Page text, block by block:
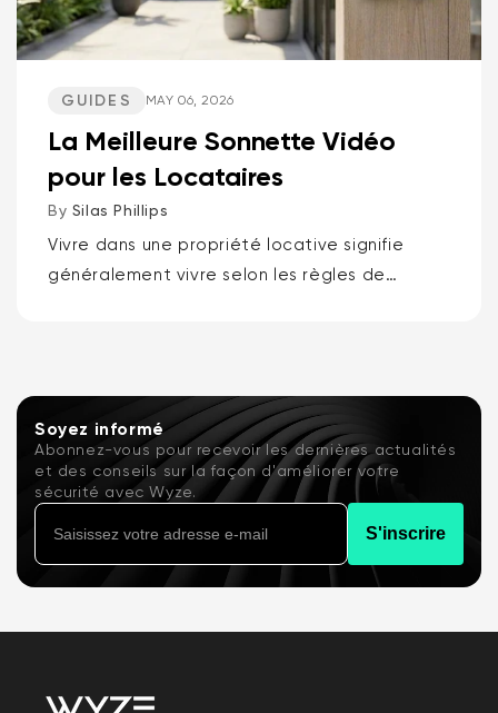
GUIDES MAY 06, 2026
La Meilleure Sonnette Vidéo
pour les Locataires
By Silas Phillips
Vivre dans une propriété locative signifie
généralement vivre selon les règles de
Soyez informé
Abonnez-vous pour recevoir les dernières actualités
et des conseils sur la façon d'améliorer votre
sécurité avec Wyze.
S'inscrire